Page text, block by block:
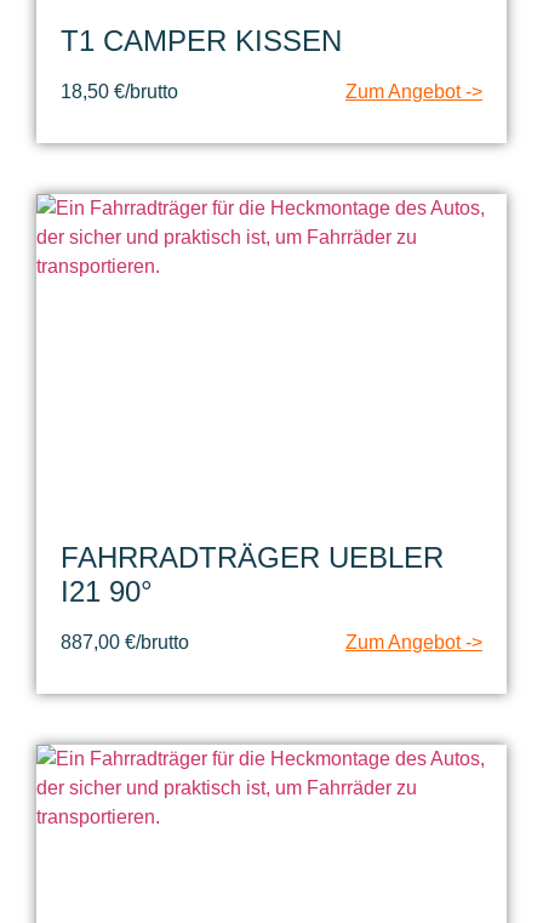
T1 CAMPER KISSEN
18,50 €/brutto Zum Angebot ->
FAHRRADTRÄGER UEBLER
I21 90°
887,00 €/brutto Zum Angebot ->